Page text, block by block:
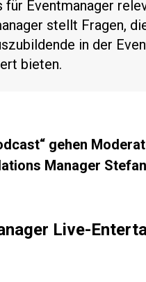
Eventmanager
stellt Fragen,
in der
bieten.
gehen
Manager
Live-